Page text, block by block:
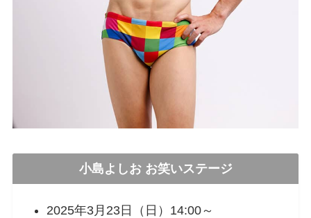
小島よしお お笑いステージ
2025年3月23日（日）14:00～